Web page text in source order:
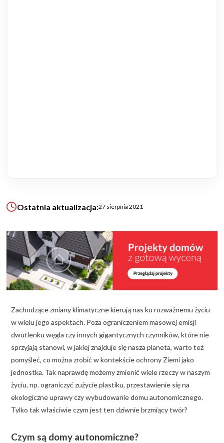
Ogrody
KALKULATOR BUDOWY
BLOG
O NAS
KONAKT
ZAPISZ SIĘ
Ostatnia aktualizacja:27 sierpnia 2021
Zachodzące zmiany klimatyczne kierują nas ku rozważnemu życiu
w wielu jego aspektach. Poza ograniczeniem masowej emisji
dwutlenku węgla czy innych gigantycznych czynników, które nie
sprzyjają stanowi, w jakiej znajduje się nasza planeta, warto też
pomyśleć, co można zrobić w kontekście ochrony Ziemi jako
jednostka. Tak naprawdę możemy zmienić wiele rzeczy w naszym
życiu, np. ograniczyć zużycie plastiku, przestawienie się na
ekologiczne uprawy czy wybudowanie domu autonomicznego.
Tylko tak właściwie czym jest ten dziwnie brzmiący twór?
Czym są domy autonomiczne?